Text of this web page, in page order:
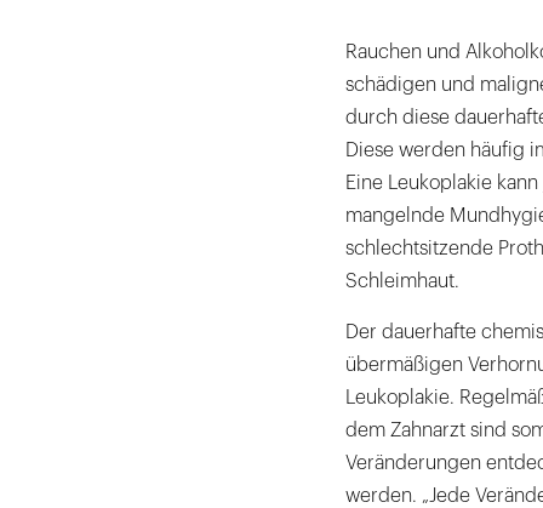
Rauchen und
schädigen und
durch diese
Diese werden häufig
Eine Leukoplakie
mangelnde
schlechtsitzende
Schleimhaut.
Der dauerhafte
übermäßigen
Leukoplakie.
dem Zahnarzt sind
Veränderungen
werden. „Jede